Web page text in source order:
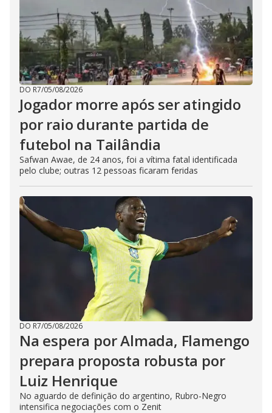
DO R7/05/08/2026
Jogador morre após ser atingido
por raio durante partida de
futebol na Tailândia
Safwan Awae, de 24 anos, foi a vítima fatal identificada
pelo clube; outras 12 pessoas ficaram feridas
DO R7/05/08/2026
Na espera por Almada, Flamengo
prepara proposta robusta por
Luiz Henrique
No aguardo de definição do argentino, Rubro-Negro
intensifica negociações com o Zenit